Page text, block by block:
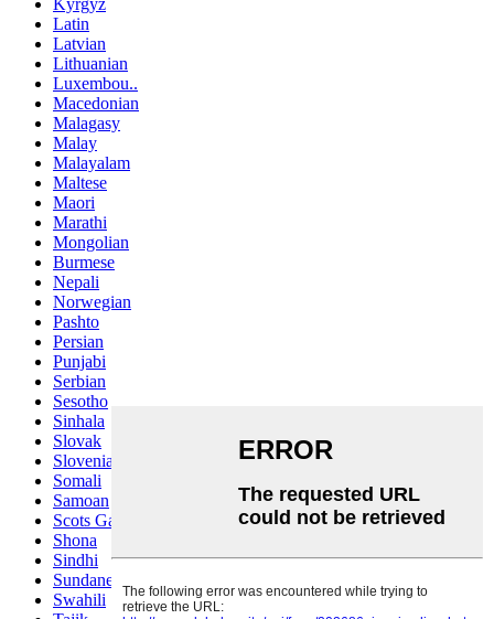
Kyrgyz
Latin
Latvian
Lithuanian
Luxembou..
Macedonian
Malagasy
Malay
Malayalam
Maltese
Maori
Marathi
Mongolian
Burmese
Nepali
Norwegian
Pashto
Persian
Punjabi
Serbian
Sesotho
Sinhala
Slovak
Slovenian
Somali
Samoan
Scots Gaelic
Shona
Sindhi
Sundanese
Swahili